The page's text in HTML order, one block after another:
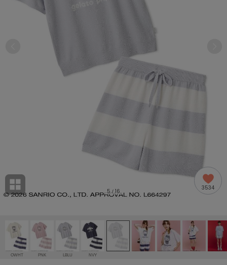
ームウェア (535)
ョン雑貨 (858)
/ランジェリー (127)
ェア (119)
アディダス バイ ステラマッカートニー
Ame no chi Hare
アメノチハレ
ánuans
アニュアンス
5 / 16 3534
OWHT PNK LBLU NVY